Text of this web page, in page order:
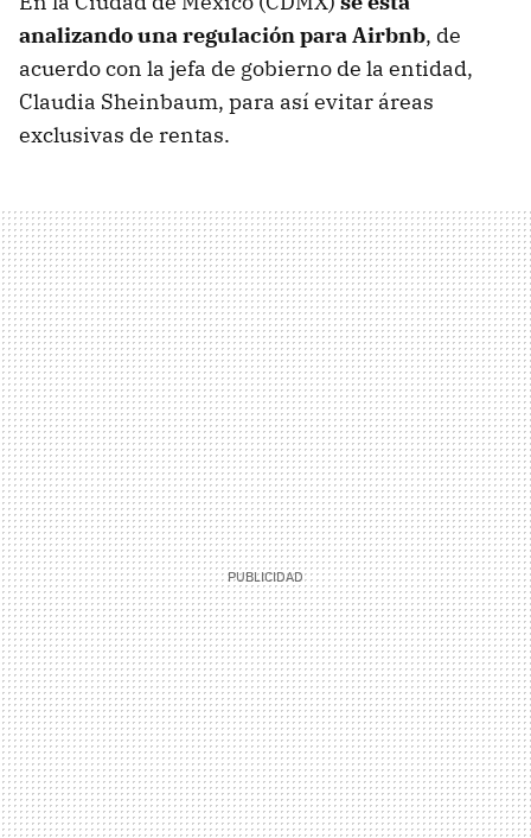
analizando una regulación para Airbnb, de
acuerdo con la jefa de gobierno de la entidad,
Claudia Sheinbaum, para así evitar áreas
exclusivas de rentas.